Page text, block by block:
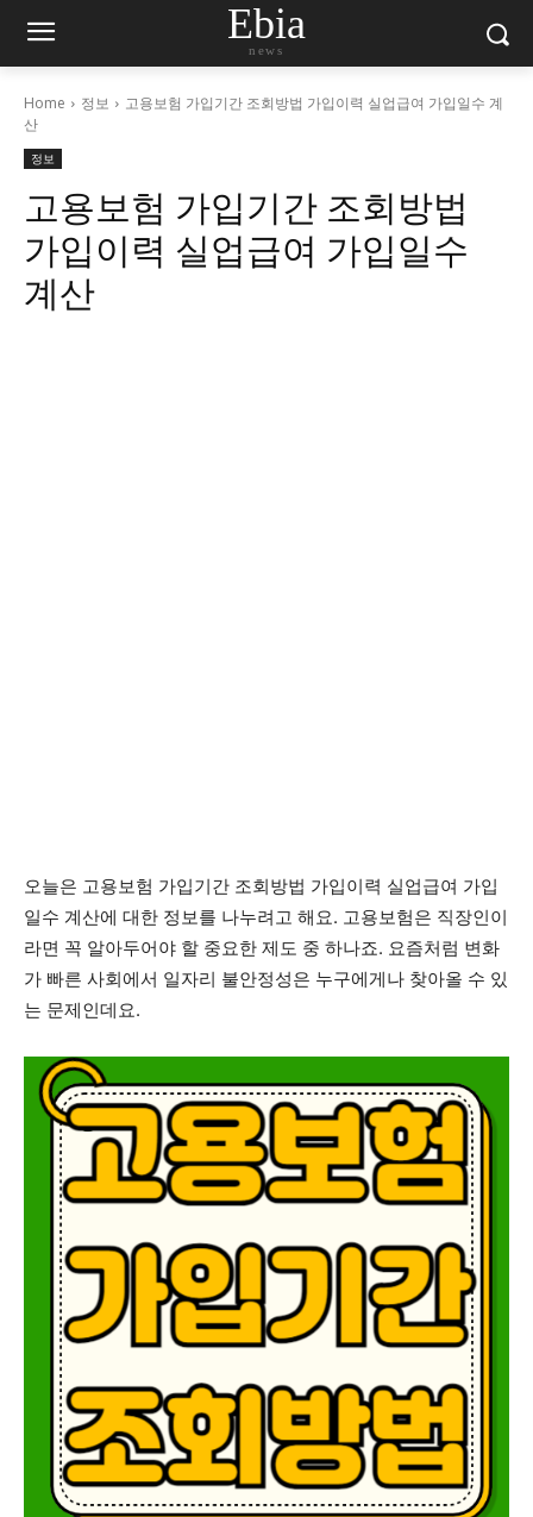
Ebia
news
Home 정보
고용보험 가입기간 조회방법 가입이력 실업급여 가입일수 계
산
정보
고용보험 가입기간 조회방법
가입이력 실업급여 가입일수
계산
오늘은 고용보험 가입기간 조회방법 가입이력 실업급여 가입
일수 계산에 대한 정보를 나누려고 해요. 고용보험은 직장인이
라면 꼭 알아두어야 할 중요한 제도 중 하나죠. 요즘처럼 변화
가 빠른 사회에서 일자리 불안정성은 누구에게나 찾아올 수 있
는 문제인데요.